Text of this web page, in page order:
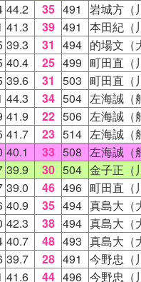
44.2 35 491 岩城方（
41.3 39 491 本田紀（
39.3 31 494 的場文（
40.4 25 499 町田直（
39.6 31 503 町田直（
44.3 34 504 左海誠（
41.9 22 506 左海誠（
41.7 23 514 左海誠（
40.1 33 508 左海誠（
39.9 30 504 金子正（
39.0 46 496 町田直（
40.9 35 494 真島大（
42.3 38 494 真島大（
40.7 48 493 真島大（
39.7 28 491 今野忠（
41.6 44 496 今野忠（